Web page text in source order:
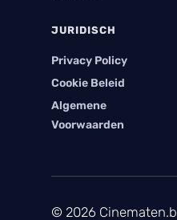
JURIDISCH
Privacy Policy
Cookie Beleid
Algemene
Voorwaarden
© 2026